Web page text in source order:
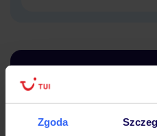
Zgoda
Dlaczego